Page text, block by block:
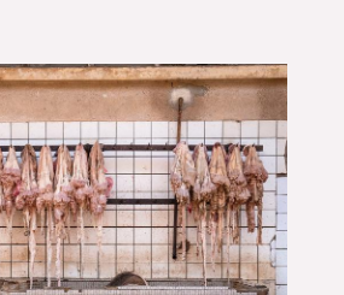
los géneros y empoderar
y las niñas. En
como Hawa, Yodith,
o Ubah participan en
avanzar en derechos